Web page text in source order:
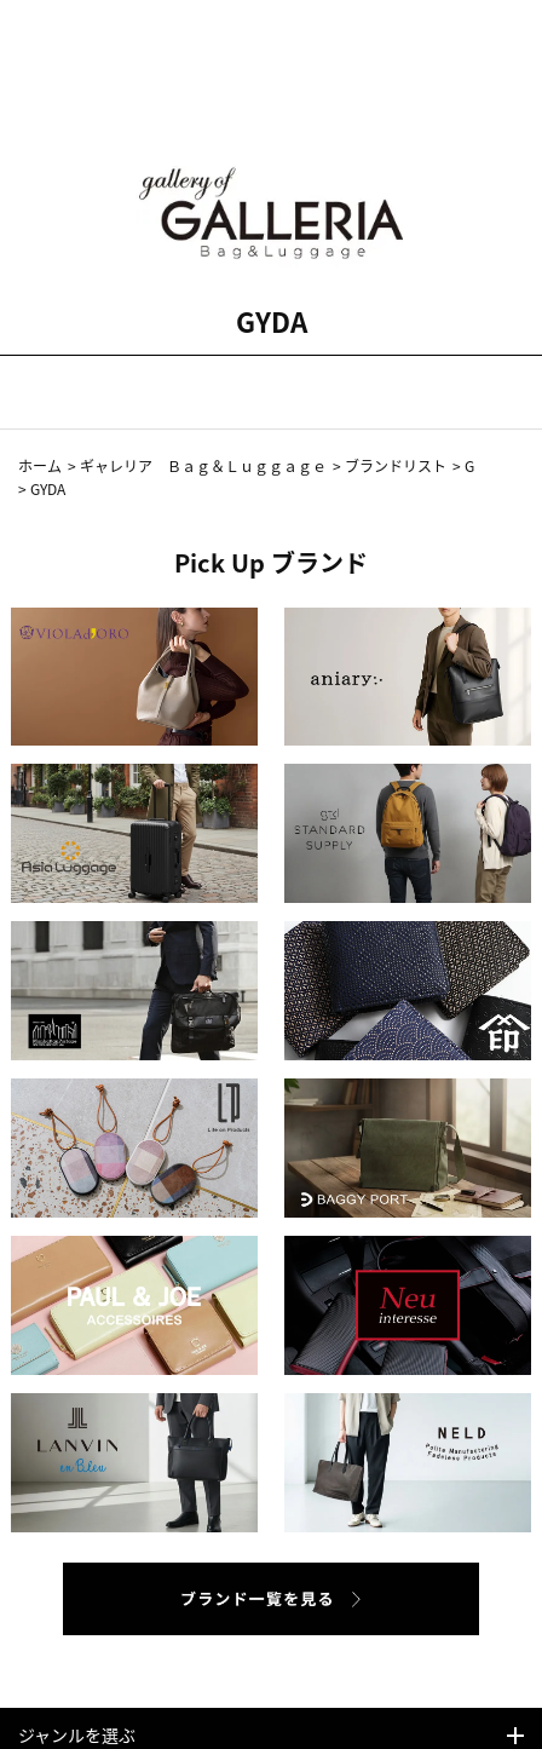
GYDA
ホーム > ギャレリア Ｂａｇ＆Ｌｕｇｇａｇｅ > ブランドリスト >G
>GYDA
Pick Up ブランド
ジャンルを選ぶ